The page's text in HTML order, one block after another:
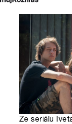
Ze seriálu